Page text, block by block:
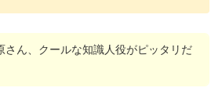
さん、クールな知識人役がピッタリだ